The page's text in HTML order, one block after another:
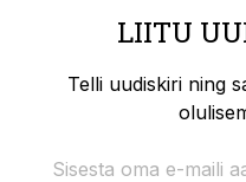
LIITU
Telli uudiskiri ning